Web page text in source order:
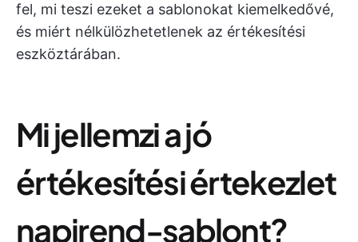
fel, mi teszi ezeket a sablonokat kiemelkedővé,
és miért nélkülözhetetlenek az értékesítési
eszköztárában.
Mi jellemzi a jó
értékesítési értekezlet
napirend-sablont?